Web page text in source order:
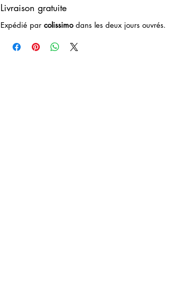
Livraison gratuite
Expédié par colissimodans les deux jours ouvrés.